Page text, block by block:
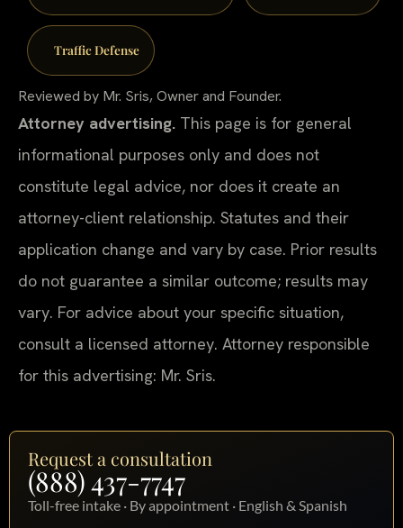
Traffic Defense
Reviewed by Mr. Sris, Owner and Founder.
Attorney advertising. This page is for general
informational purposes only and does not
constitute legal advice, nor does it create an
attorney-client relationship. Statutes and their
application change and vary by case. Prior results
do not guarantee a similar outcome; results may
vary. For advice about your specific situation,
consult a licensed attorney. Attorney responsible
for this advertising: Mr. Sris.
Request a consultation
(888) 437-7747
Toll-free intake · By appointment · English & Spanish